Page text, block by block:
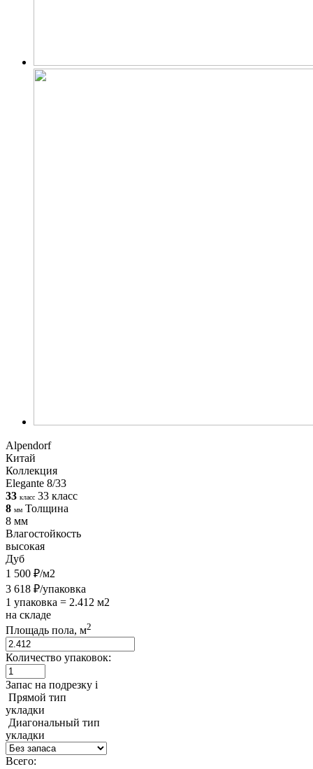
Alpendorf
Китай
Коллекция
Elegante 8/33
33 класс 33 класс
8 мм Толщина
8 мм
Влагостойкость
высокая
Дуб
1 500 ₽/м2
3 618 ₽/упаковка
1 упаковка = 2.412 м2
на складе
Площадь пола, м2
Количество упаковок:
Запас на подрезку i
Прямой тип
укладки
Диагональный тип
укладки
Всего: